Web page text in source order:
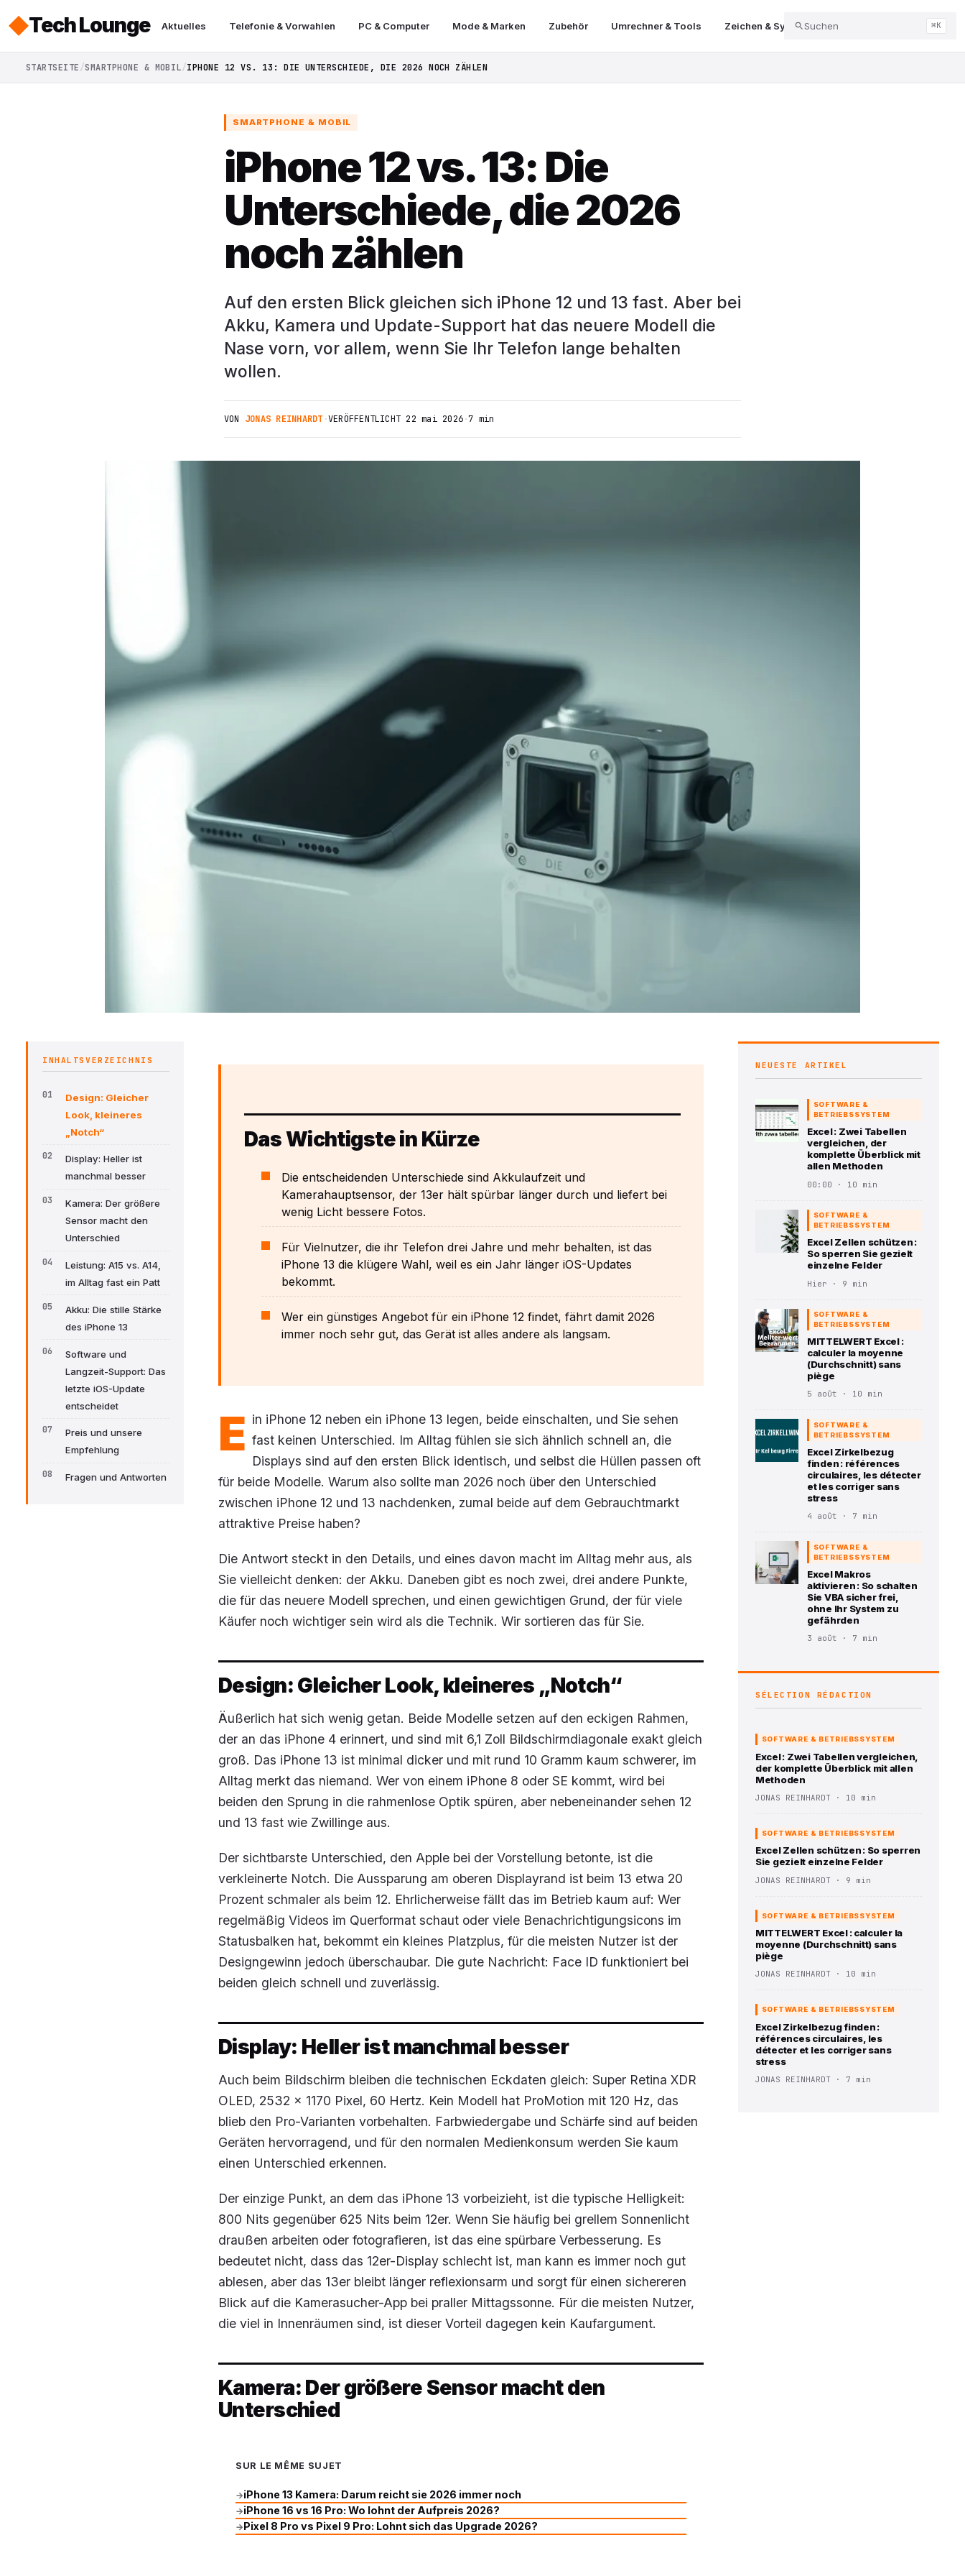
Tech Lounge Aktuelles Telefonie & Vorwahlen PC & Computer Mode & Marken Zubehör Umrechner & Tools Zeichen & Symbole Abo & Kündigung
Suchen ⌘K
STARTSEITE SMARTPHONE & MOBIL IPHONE 12 VS. 13: DIE UNTERSCHIEDE, DIE 2026 NOCH ZÄHLEN
SMARTPHONE & MOBIL
iPhone 12 vs. 13: Die
Unterschiede, die 2026
noch zählen
Auf den ersten Blick gleichen sich iPhone 12 und 13 fast. Aber bei
Akku, Kamera und Update-Support hat das neuere Modell die
Nase vorn, vor allem, wenn Sie Ihr Telefon lange behalten
wollen.
VON JONAS REINHARDT ·VERÖFFENTLICHT 22 mai 2026·7 min
INHALTSVERZEICHNIS
Design: Gleicher
Look, kleineres
„Notch“
Display: Heller ist
manchmal besser
Kamera: Der größere
Sensor macht den
Unterschied
Leistung: A15 vs. A14,
im Alltag fast ein Patt
Akku: Die stille Stärke
des iPhone 13
Software und
Langzeit-Support: Das
letzte iOS-Update
entscheidet
Preis und unsere
Empfehlung
Fragen und Antworten
Das Wichtigste in Kürze
Die entscheidenden Unterschiede sind Akkulaufzeit und
Kamerahauptsensor, der 13er hält spürbar länger durch und liefert bei
wenig Licht bessere Fotos.
Für Vielnutzer, die ihr Telefon drei Jahre und mehr behalten, ist das
iPhone 13 die klügere Wahl, weil es ein Jahr länger iOS-Updates
bekommt.
Wer ein günstiges Angebot für ein iPhone 12 findet, fährt damit 2026
immer noch sehr gut, das Gerät ist alles andere als langsam.
E in iPhone 12 neben ein iPhone 13 legen, beide einschalten, und Sie sehen
fast keinen Unterschied. Im Alltag fühlen sie sich ähnlich schnell an, die
Displays sind auf den ersten Blick identisch, und selbst die Hüllen passen oft
für beide Modelle. Warum also sollte man 2026 noch über den Unterschied
zwischen iPhone 12 und 13 nachdenken, zumal beide auf dem Gebrauchtmarkt
attraktive Preise haben?
Die Antwort steckt in den Details, und eines davon macht im Alltag mehr aus, als
Sie vielleicht denken: der Akku. Daneben gibt es noch zwei, drei andere Punkte,
die für das neuere Modell sprechen, und einen gewichtigen Grund, der für viele
Käufer noch wichtiger sein wird als die Technik. Wir sortieren das für Sie.
Design: Gleicher Look, kleineres „Notch“
Äußerlich hat sich wenig getan. Beide Modelle setzen auf den eckigen Rahmen,
der an das iPhone 4 erinnert, und sind mit 6,1 Zoll Bildschirmdiagonale exakt gleich
groß. Das iPhone 13 ist minimal dicker und mit rund 10 Gramm kaum schwerer, im
Alltag merkt das niemand. Wer von einem iPhone 8 oder SE kommt, wird bei
beiden den Sprung in die rahmenlose Optik spüren, aber nebeneinander sehen 12
und 13 fast wie Zwillinge aus.
Der sichtbarste Unterschied, den Apple bei der Vorstellung betonte, ist die
verkleinerte Notch. Die Aussparung am oberen Displayrand ist beim 13 etwa 20
Prozent schmaler als beim 12. Ehrlicherweise fällt das im Betrieb kaum auf: Wer
regelmäßig Videos im Querformat schaut oder viele Benachrichtigungsicons im
Statusbalken hat, bekommt ein kleines Platzplus, für die meisten Nutzer ist der
Designgewinn jedoch überschaubar. Die gute Nachricht: Face ID funktioniert bei
beiden gleich schnell und zuverlässig.
Display: Heller ist manchmal besser
Auch beim Bildschirm bleiben die technischen Eckdaten gleich: Super Retina XDR
OLED, 2532 x 1170 Pixel, 60 Hertz. Kein Modell hat ProMotion mit 120 Hz, das
blieb den Pro-Varianten vorbehalten. Farbwiedergabe und Schärfe sind auf beiden
Geräten hervorragend, und für den normalen Medienkonsum werden Sie kaum
einen Unterschied erkennen.
Der einzige Punkt, an dem das iPhone 13 vorbeizieht, ist die typische Helligkeit:
800 Nits gegenüber 625 Nits beim 12er. Wenn Sie häufig bei grellem Sonnenlicht
draußen arbeiten oder fotografieren, ist das eine spürbare Verbesserung. Es
bedeutet nicht, dass das 12er-Display schlecht ist, man kann es immer noch gut
ablesen, aber das 13er bleibt länger reflexionsarm und sorgt für einen sichereren
Blick auf die Kamerasucher-App bei praller Mittagssonne. Für die meisten Nutzer,
die viel in Innenräumen sind, ist dieser Vorteil dagegen kein Kaufargument.
Kamera: Der größere Sensor macht den
Unterschied
SUR LE MÊME SUJET
→iPhone 13 Kamera: Darum reicht sie 2026 immer noch
→iPhone 16 vs 16 Pro: Wo lohnt der Aufpreis 2026?
→Pixel 8 Pro vs Pixel 9 Pro: Lohnt sich das Upgrade 2026?
NEUESTE ARTIKEL
SOFTWARE &
BETRIEBSSYSTEM
Excel : Zwei Tabellen
vergleichen, der
komplette Überblick mit
allen Methoden
00:00 · 10 min
SOFTWARE &
BETRIEBSSYSTEM
Excel Zellen schützen :
So sperren Sie gezielt
einzelne Felder
Hier · 9 min
SOFTWARE &
BETRIEBSSYSTEM
MITTELWERT Excel :
calculer la moyenne
(Durchschnitt) sans
piège
5 août · 10 min
SOFTWARE &
BETRIEBSSYSTEM
Excel Zirkelbezug
finden : références
circulaires, les détecter
et les corriger sans
stress
4 août · 7 min
SOFTWARE &
BETRIEBSSYSTEM
Excel Makros
aktivieren : So schalten
Sie VBA sicher frei,
ohne Ihr System zu
gefährden
3 août · 7 min
SÉLECTION RÉDACTION
SOFTWARE & BETRIEBSSYSTEM
Excel : Zwei Tabellen vergleichen,
der komplette Überblick mit allen
Methoden
JONAS REINHARDT · 10 min
SOFTWARE & BETRIEBSSYSTEM
Excel Zellen schützen : So sperren
Sie gezielt einzelne Felder
JONAS REINHARDT · 9 min
SOFTWARE & BETRIEBSSYSTEM
MITTELWERT Excel : calculer la
moyenne (Durchschnitt) sans
piège
JONAS REINHARDT · 10 min
SOFTWARE & BETRIEBSSYSTEM
Excel Zirkelbezug finden :
références circulaires, les
détecter et les corriger sans
stress
JONAS REINHARDT · 7 min